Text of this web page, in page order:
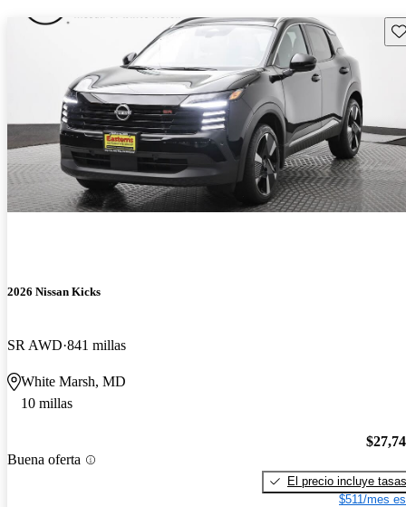
2026 Nissan Kicks
SR AWD 841 millas
White Marsh, MD
10 millas
Buena oferta
El precio incluye tasas
$511/mes